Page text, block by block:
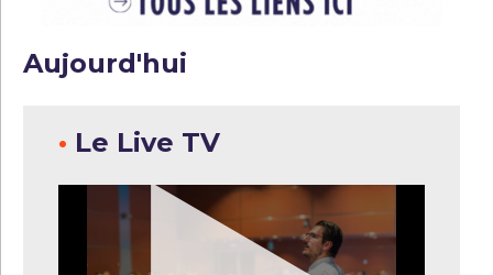
Aujourd'hui
• Le Live TV